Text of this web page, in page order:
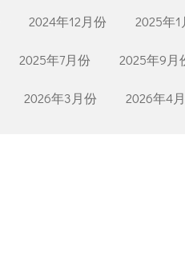
2024年12月份 2025年1
2025年7月份 2025年9月
2026年3月份 2026年4